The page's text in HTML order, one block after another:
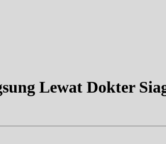
Lewat Dokter